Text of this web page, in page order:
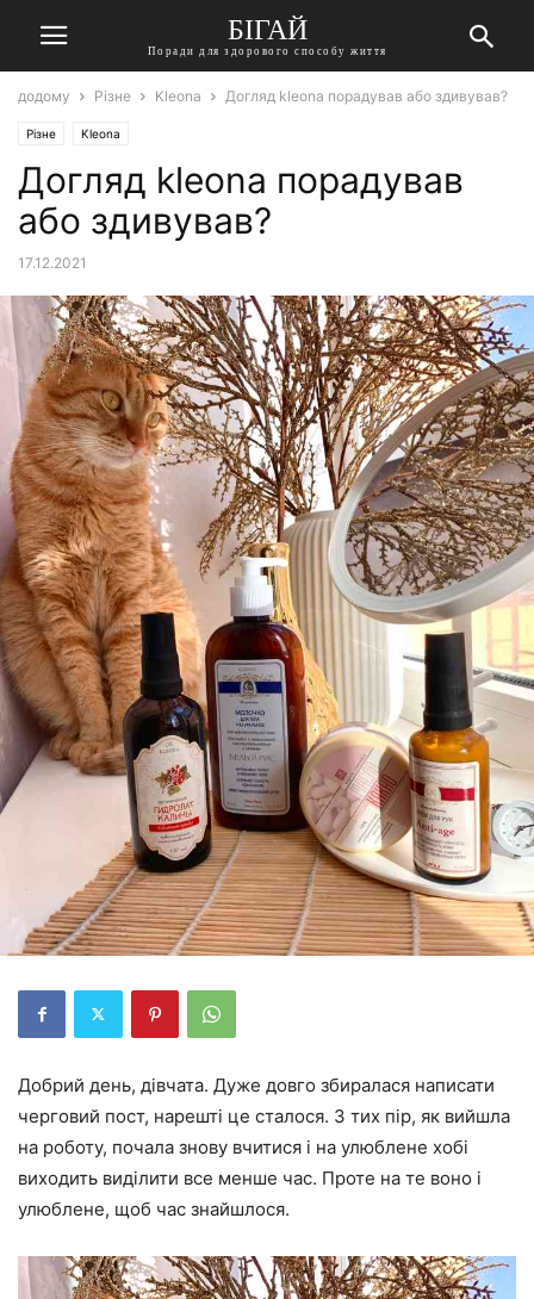
БІГАЙ
Поради для здорового способу життя
додому Різне Kleona Догляд kleona порадував або здивував?
Різне Kleona
Догляд kleona порадував
або здивував?
17.12.2021
Добрий день, дівчата. Дуже довго збиралася написати
черговий пост, нарешті це сталося. З тих пір, як вийшла
на роботу, почала знову вчитися і на улюблене хобі
виходить виділити все менше час. Проте на те воно і
улюблене, щоб час знайшлося.